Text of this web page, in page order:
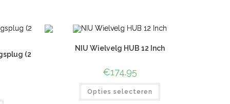
(2
NIU Wielvelg HUB 12 Inch
€174.95
Opties selecteren